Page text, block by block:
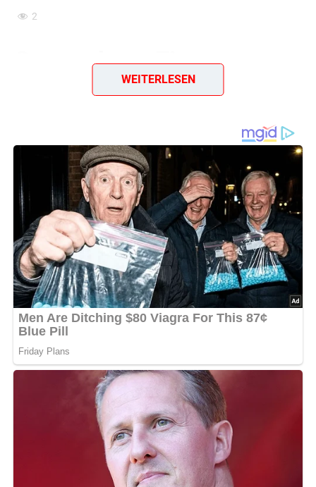
2
Gazpacho – Ein
erfrischender
Gazpacho
ist eine kalte spanische Tomatensuppe, die
besonders an heißen Sommertagen für eine erfrischende
Abkühlung sorgt. Dieses Rezept aus der ehemaligen DDR
von 1985 bietet eine einfache, aber geniale Zubereitung,
die sich perfekt für warme Tage eignet. Die Zutaten sind
frisch, leicht und einfach erhältlich, und die Suppe wird
traditionell kalt serviert – ein idealer Genuss im Sommer.
Gazpacho kombiniert frische Tomaten, Gurken und eine
feine Mayonnaise-Essig-Mischung zu einer wunderbar
würzigen und erfrischenden Suppe. Mit frischen Kräutern
wie Petersilie oder Pfefferminze verfeinert, ist dieses
Gericht ein Highlight der internationalen Küche.
WEITERLESEN